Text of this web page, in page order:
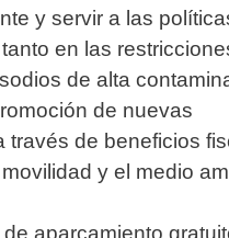
y servir a las
en las
de alta
de nuevas
través de beneficios
y el medio
aparcamiento